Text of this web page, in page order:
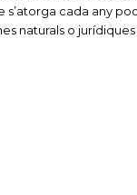
s’atorga cada any
naturals o